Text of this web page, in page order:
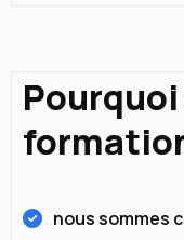
nous sommes